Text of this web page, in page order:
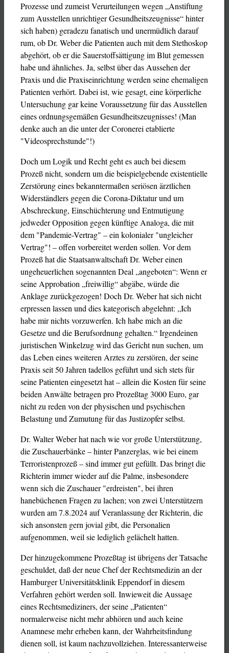
Prozesse und zumeist Verurteilungen wegen „Anstiftung
zum Ausstellen unrichtiger Gesundheitszeugnisse“ hinter
sich haben) geradezu fanatisch und unermüdlich darauf
rum, ob Dr. Weber die Patienten auch mit dem Stethoskop
abgehört, ob er die Sauerstoffsättigung im Blut gemessen
habe und ähnliches. Ja, selbst über das Aussehen der
Praxis und die Praxiseinrichtung werden seine ehemaligen
Patienten verhört. Dabei ist, wie gesagt, eine körperliche
Untersuchung gar keine Voraussetzung für das Ausstellen
eines ordnungsgemäßen Gesundheitszeugnisses! (Man
denke auch an die unter der Coronerei etablierte
"Videosprechstunde"!)
Doch um Logik und Recht geht es auch bei diesem
Prozeß nicht, sondern um die beispielgebende existentielle
Zerstörung eines bekanntermaßen seriösen ärztlichen
Widerständlers gegen die Corona-Diktatur und um
Abschreckung, Einschüchterung und Entmutigung
jedweder Opposition gegen künftige Analoga, die mit
dem "Pandemie-Vertrag" – ein kolonialer "ungleicher
Vertrag"! – offen vorbereitet werden sollen. Vor dem
Prozeß hat die Staatsanwaltschaft Dr. Weber einen
ungeheuerlichen sogenannten Deal „angeboten“: Wenn er
seine Approbation „freiwillig“ abgäbe, würde die
Anklage zurückgezogen! Doch Dr. Weber hat sich nicht
erpressen lassen und dies kategorisch abgelehnt: „Ich
habe mir nichts vorzuwerfen. Ich habe mich an die
Gesetze und die Berufsordnung gehalten.“ Irgendeinen
juristischen Winkelzug wird das Gericht nun suchen, um
das Leben eines weiteren Arztes zu zerstören, der seine
Praxis seit 50 Jahren tadellos geführt und sich stets für
seine Patienten eingesetzt hat – allein die Kosten für seine
beiden Anwälte betragen pro Prozeßtag 3000 Euro, gar
nicht zu reden von der physischen und psychischen
Belastung und Zumutung für das Justizopfer selbst.
Dr. Walter Weber hat nach wie vor große Unterstützung,
die Zuschauerbänke – hinter Panzerglas, wie bei einem
Terroristenprozeß – sind immer gut gefüllt. Das bringt die
Richterin immer wieder auf die Palme, insbesondere
wenn sich die Zuschauer "erdreisten", bei ihren
hanebüchenen Fragen zu lachen; von zwei Unterstützern
wurden am 7.8.2024 auf Veranlassung der Richterin, die
sich ansonsten gern jovial gibt, die Personalien
aufgenommen, weil sie lediglich gelächelt hatten.
Der hinzugekommene Prozeßtag ist übrigens der Tatsache
geschuldet, daß der neue Chef der Rechtsmedizin an der
Hamburger Universitätsklinik Eppendorf in diesem
Verfahren gehört werden soll. Inwieweit die Aussage
eines Rechtsmediziners, der seine „Patienten“
normalerweise nicht mehr abhören und auch keine
Anamnese mehr erheben kann, der Wahrheitsfindung
dienen soll, ist kaum nachzuvollziehen. Interessanterweise